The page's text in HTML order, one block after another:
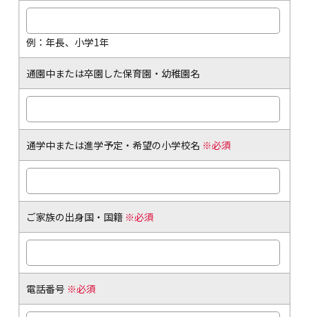
例：年長、小学1年
通園中または卒園した保育園・幼稚園名
通学中または進学予定・希望の小学校名 ※必須
ご家族の出身国・国籍 ※必須
電話番号 ※必須